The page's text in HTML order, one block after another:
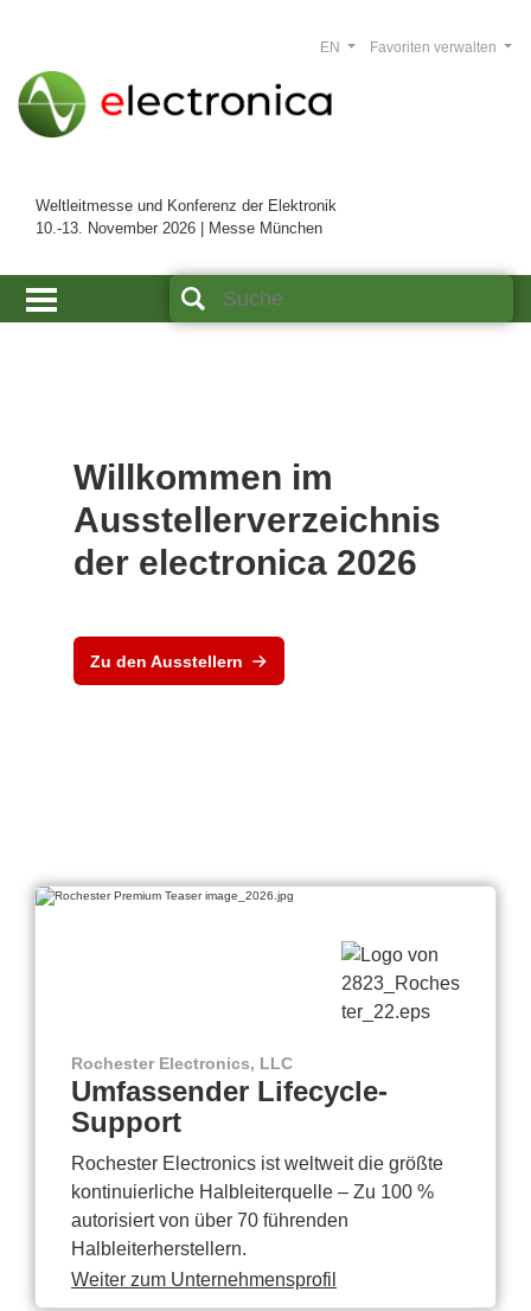
Weltleitmesse und Konferenz der Elektronik
10.-13. November 2026 | Messe München
Favoriten verwalten
EN
Willkommen im
Ausstellerverzeichnis
der electronica 2026
Zu den Ausstellern
Rochester Electronics, LLC
Umfassender Lifecycle-
Support
Rochester Electronics ist weltweit die größte
kontinuierliche Halbleiterquelle – Zu 100 %
autorisiert von über 70 führenden
Halbleiterherstellern.
Weiter zum Unternehmensprofil